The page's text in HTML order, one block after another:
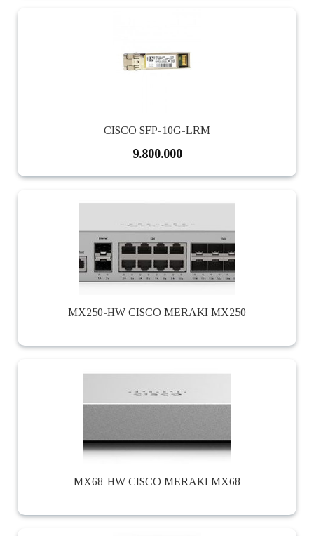
CISCO SFP-10G-LRM
9.800.000
MX250-HW CISCO MERAKI MX250
MX68-HW CISCO MERAKI MX68